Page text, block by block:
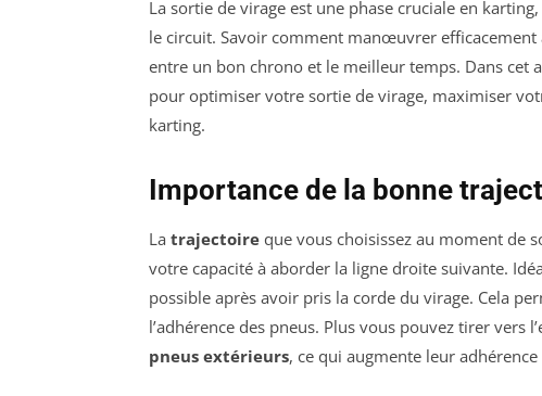
La sortie de virage est une phase cruciale en
le circuit. Savoir comment manœuvrer
entre un bon chrono et le meilleur temps. Dans cet
pour optimiser votre sortie de virage, maximiser
karting.
Importance de la bonne
La trajectoire que vous choisissez au moment de
votre capacité à aborder la ligne droite suivante.
possible après avoir pris la corde du virage. Cela
l’adhérence des pneus. Plus vous pouvez tirer vers
pneus extérieurs, ce qui augmente leur